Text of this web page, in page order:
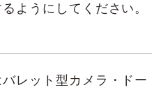
ようにしてください。
レット型カメラ・ドー